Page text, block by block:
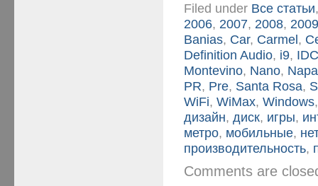
Filed under Все статьи
2006, 2007, 2008,
Banias, Car, Carmel,
Definition Audio, i9,
Montevino, Nano, Napa
PR, Pre, Santa Rosa,
WiFi,WiMax,Windows
дизайн,диск, игры,
метро, мобильные,
производительность,
Comments are